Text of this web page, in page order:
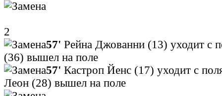
2
57' Рейна Джованни (13) уходит с
(36) вышел на поле
57' Кастроп Йенс (17) уходит с
Леон (28) вышел на поле